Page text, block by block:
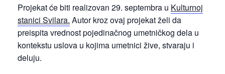
Projekat će biti realizovan 29. septembra u Kulturnoj
stanici Svilara. Autor kroz ovaj projekat želi da
preispita vrednost pojedinačnog umetničkog dela u
kontekstu uslova u kojima umetnici žive, stvaraju i
deluju.